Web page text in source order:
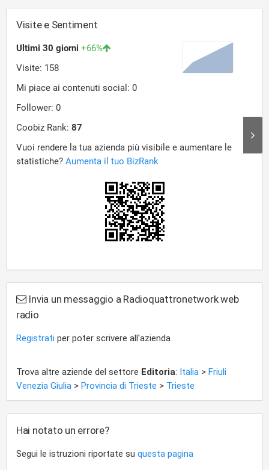
Visite e Sentiment
Invia un messaggio a Radioquattronetwork web
radio
Registrati per poter scrivere all'azienda
Trova altre aziende del settore Editoria: Italia > Friuli
Venezia Giulia > Provincia di Trieste > Trieste
Hai notato un errore?
Segui le istruzioni riportate su questa pagina